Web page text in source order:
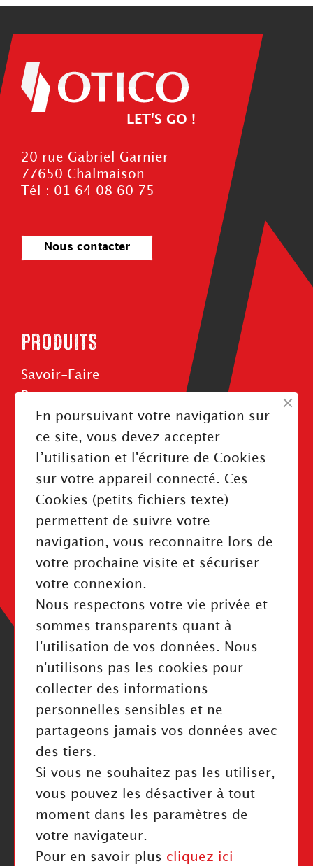
LET'S GO !
20 rue Gabriel Garnier
77650 Chalmaison
Tél : 01 64 08 60 75
Nous contacter
PRODUITS
Savoir-Faire
Roues
Rouleaux
Courroies
INFORMATIONS
Mentions légales
Politique de confidentialité
Index Égalité Professionnelle
Cookies
RESTEZ INFORMÉ
J'ai pris connaissance de la politique de confidentialité
NOUS SUIVRE
En poursuivant votre navigation sur
ce site, vous devez accepter
l’utilisation et l'écriture de Cookies
sur votre appareil connecté. Ces
Cookies (petits fichiers texte)
permettent de suivre votre
navigation, vous reconnaitre lors de
votre prochaine visite et sécuriser
votre connexion.
Nous respectons votre vie privée et
sommes transparents quant à
l'utilisation de vos données. Nous
n'utilisons pas les cookies pour
collecter des informations
personnelles sensibles et ne
partageons jamais vos données avec
des tiers.
Si vous ne souhaitez pas les utiliser,
vous pouvez les désactiver à tout
moment dans les paramètres de
votre navigateur.
Pour en savoir plus cliquez ici